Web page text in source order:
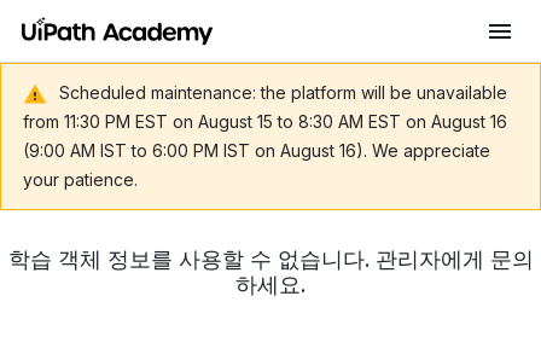
Scheduled maintenance: the platform will be unavailable
from 11:30 PM EST on August 15 to 8:30 AM EST on August 16
(9:00 AM IST to 6:00 PM IST on August 16). We appreciate
your patience.
학습 객체 정보를 사용할 수 없습니다. 관리자에게 문의
하세요.